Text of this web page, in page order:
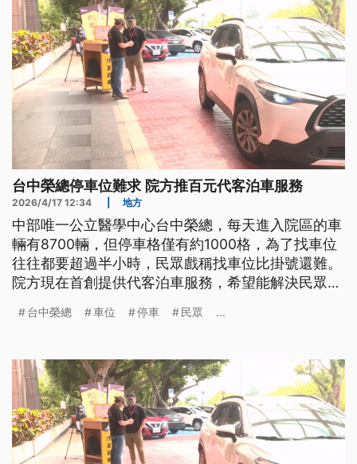
台中榮總停車位難求 院方推百元代客泊車服務
2026/4/17 12:34 地方
中部唯一公立醫學中心台中榮總，每天進入院區的車
輛有8700輛，但停車格僅有約1000格，為了找車位
往往都要超過半小時，民眾戲稱找車位比掛號還難。
院方現在首創提供代客泊車服務，希望能解決民眾看
台中榮總 車位 停車 民眾 ...